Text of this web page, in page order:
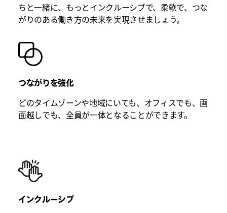
ちと一緒に、もっとインクルーシブで、柔軟で、つな
がりのある働き方の未来を実現させましょう。
つながりを強化
どのタイムゾーンや地域にいても、オフィスでも、画
面越しでも、全員が一体となることができます。
インクルーシブ